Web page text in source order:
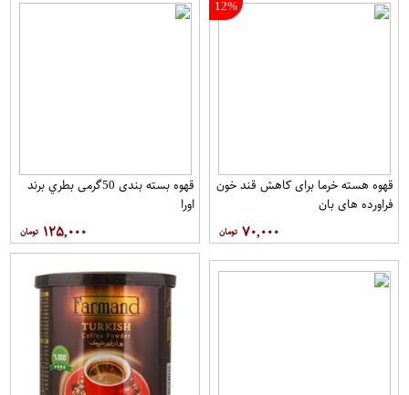
12%
قهوه هسته خرما برای کاهش قند خون
فراورده های بان
۷۰,۰۰۰
قهوه بسته بندی 50گرمی بطري برند
اورا
۱۲۵,۰۰۰